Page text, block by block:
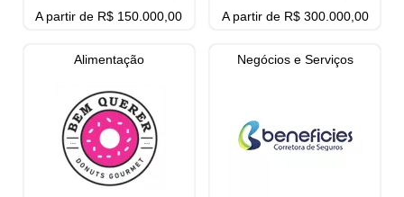
A partir de R$ 150.000,00 A partir de R$ 300.000,00
Alimentação Negócios e Serviços